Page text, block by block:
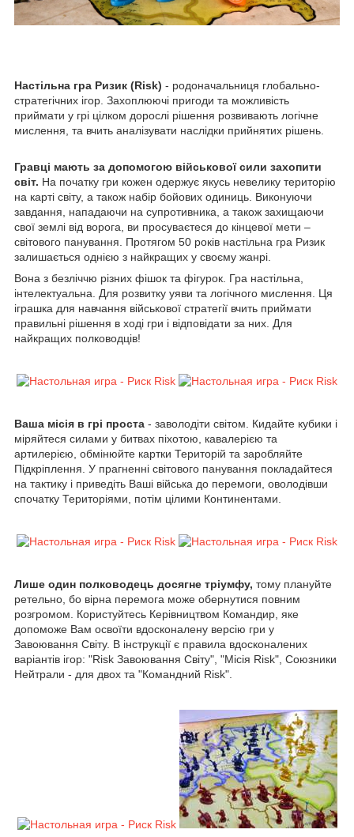
Настільна гра Ризик (Risk) - родоначальниця глобально-
стратегічних ігор. Захоплюючі пригоди та можливість
приймати у грі цілком дорослі рішення розвивають логічне
мислення, та вчить аналізувати наслідки прийнятих рішень.
Гравці мають за допомогою військової сили захопити
світ. На початку гри кожен одержує якусь невелику територію
на карті світу, а також набір бойових одиниць. Виконуючи
завдання, нападаючи на супротивника, а також захищаючи
свої землі від ворога, ви просуваєтеся до кінцевої мети –
світового панування. Протягом 50 років настільна гра Ризик
залишається однією з найкращих у своєму жанрі.
Вона з безліччю різних фішок та фігурок. Гра настільна,
інтелектуальна. Для розвитку уяви та логічного мислення. Ця
іграшка для навчання військової стратегії вчить приймати
правильні рішення в ході гри і відповідати за них. Для
найкращих полководців!
Ваша місія в грі проста - заволодіти світом. Кидайте кубики і
міряйтеся силами у битвах піхотою, кавалерією та
артилерією, обмінюйте картки Територій та заробляйте
Підкріплення. У прагненні світового панування покладайтеся
на тактику і приведіть Ваші війська до перемоги, оволодівши
спочатку Територіями, потім цілими Континентами.
Лише один полководець досягне тріумфу, тому плануйте
ретельно, бо вірна перемога може обернутися повним
розгромом. Користуйтесь Керівництвом Командир, яке
допоможе Вам освоїти вдосконалену версію гри у
Завоювання Світу. В інструкції є правила вдосконалених
варіантів ігор: "Risk Завоювання Світу", "Місія Risk", Союзники
Нейтрали - для двох та "Командний Risk".